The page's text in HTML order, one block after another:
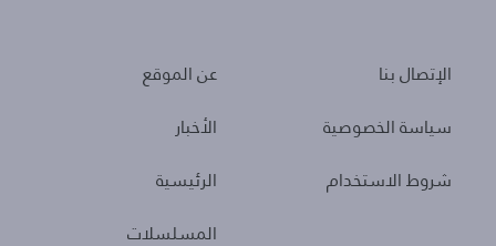
Policies
الإتصال بنا
سياسة الخصوصية
شروط الاستخدام
About
عن الموقع
الأخبار
الرئيسية
المسلسلات